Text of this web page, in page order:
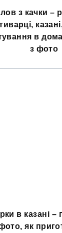
з качки –
в
з фото
в казані –
як